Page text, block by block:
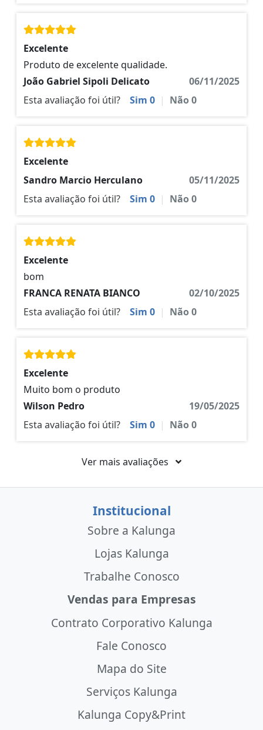
Excelente
Produto de excelente qualidade.
João Gabriel Sipoli Delicato
06/11/2025
Esta avaliação foi útil?
Sim 0 | Não0
Excelente
Sandro Marcio Herculano
05/11/2025
Esta avaliação foi útil?
Sim 0 | Não0
Excelente
bom
FRANCA RENATA BIANCO
02/10/2025
Esta avaliação foi útil?
Sim 0 | Não0
Excelente
Muito bom o produto
Wilson Pedro
19/05/2025
Esta avaliação foi útil?
Sim 0 | Não0
Ver mais avaliações
Institucional
Sobre a Kalunga
Lojas Kalunga
Trabalhe Conosco
Vendas para Empresas
Contrato Corporativo Kalunga
Fale Conosco
Mapa do Site
Serviços Kalunga
Kalunga Copy&Print